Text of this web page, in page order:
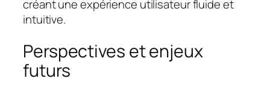
créant une expérience utilisateur fluide et
intuitive.
Perspectives et enjeux
futurs